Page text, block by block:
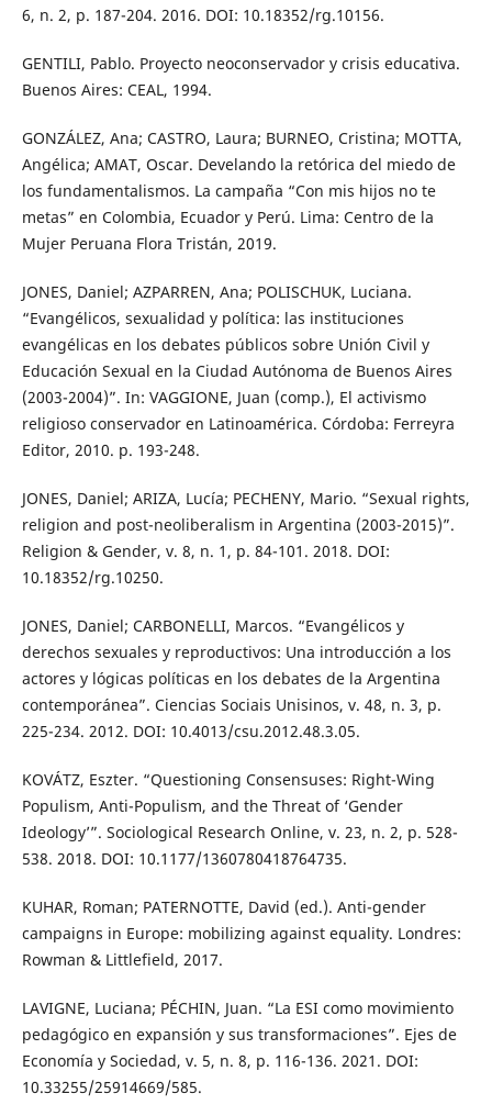
6, n. 2, p. 187-204. 2016. DOI: 10.18352/rg.10156.
GENTILI, Pablo. Proyecto neoconservador y crisis educativa.
Buenos Aires: CEAL, 1994.
GONZÁLEZ, Ana; CASTRO, Laura; BURNEO, Cristina; MOTTA,
Angélica; AMAT, Oscar. Develando la retórica del miedo de
los fundamentalismos. La campaña “Con mis hijos no te
metas” en Colombia, Ecuador y Perú. Lima: Centro de la
Mujer Peruana Flora Tristán, 2019.
JONES, Daniel; AZPARREN, Ana; POLISCHUK, Luciana.
“Evangélicos, sexualidad y política: las instituciones
evangélicas en los debates públicos sobre Unión Civil y
Educación Sexual en la Ciudad Autónoma de Buenos Aires
(2003-2004)”. In: VAGGIONE, Juan (comp.), El activismo
religioso conservador en Latinoamérica. Córdoba: Ferreyra
Editor, 2010. p. 193-248.
JONES, Daniel; ARIZA, Lucía; PECHENY, Mario. “Sexual rights,
religion and post-neoliberalism in Argentina (2003-2015)”.
Religion & Gender, v. 8, n. 1, p. 84-101. 2018. DOI:
10.18352/rg.10250.
JONES, Daniel; CARBONELLI, Marcos. “Evangélicos y
derechos sexuales y reproductivos: Una introducción a los
actores y lógicas políticas en los debates de la Argentina
contemporánea”. Ciencias Sociais Unisinos, v. 48, n. 3, p.
225-234. 2012. DOI: 10.4013/csu.2012.48.3.05.
KOVÁTZ, Eszter. “Questioning Consensuses: Right-Wing
Populism, Anti-Populism, and the Threat of ‘Gender
Ideology’”. Sociological Research Online, v. 23, n. 2, p. 528-
538. 2018. DOI: 10.1177/1360780418764735.
KUHAR, Roman; PATERNOTTE, David (ed.). Anti-gender
campaigns in Europe: mobilizing against equality. Londres:
Rowman & Littlefield, 2017.
LAVIGNE, Luciana; PÉCHIN, Juan. “La ESI como movimiento
pedagógico en expansión y sus transformaciones”. Ejes de
Economía y Sociedad, v. 5, n. 8, p. 116-136. 2021. DOI:
10.33255/25914669/585.